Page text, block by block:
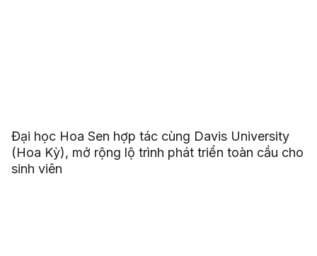
Đại học Hoa Sen hợp tác cùng Davis University
(Hoa Kỳ), mở rộng lộ trình phát triển toàn cầu cho
sinh viên